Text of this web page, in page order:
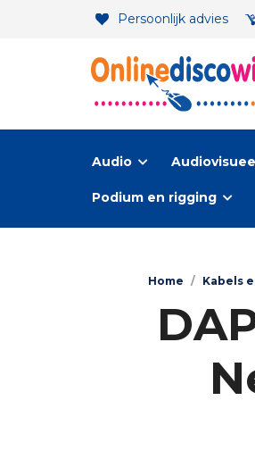
Persoonlijk advies
Audio
Podium en rigging
Home / Kabels